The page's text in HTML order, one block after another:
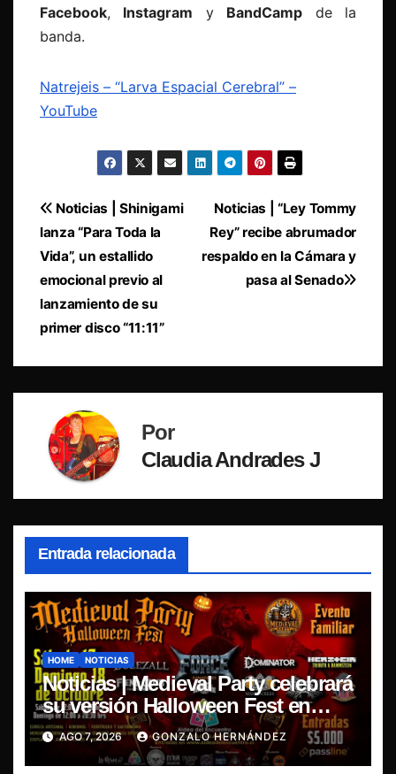
Facebook, Instagram y BandCamp de la
banda.
Natrejeis – “Larva Espacial Cerebral” –
YouTube
Navegación
de
entradas
Noticias | “Ley Tommy
Rey” recibe abrumador
respaldo en la Cámara y
pasa al Senado
Noticias | Shinigami
lanza “Para Toda la
Vida”, un estallido
emocional previo al
lanzamiento de su
primer disco “11:11”
Por
Claudia Andrades J
Entrada relacionada
HOME NOTICIAS
Noticias | Medieval Party celebrará
su versión Halloween Fest en
Aldea del Encuentro
AGO 7, 2026 GONZALO HERNÁNDEZ